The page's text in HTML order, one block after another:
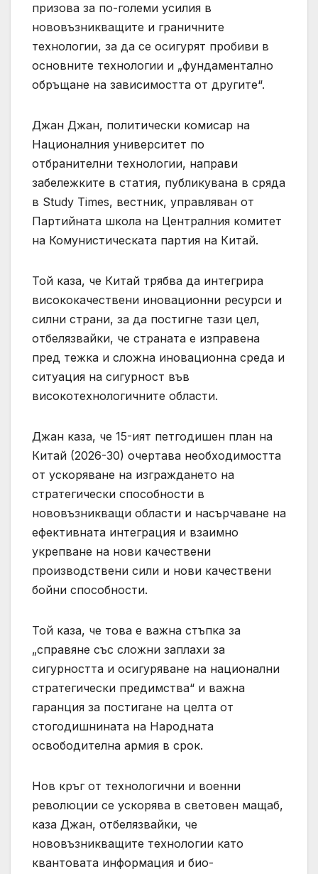
призова за по-големи усилия в
нововъзникващите и граничните
технологии, за да се осигурят пробиви в
основните технологии и „фундаментално
обръщане на зависимостта от другите“.
Джан Джан, политически комисар на
Националния университет по
отбранителни технологии, направи
забележките в статия, публикувана в сряда
в Study Times, вестник, управляван от
Партийната школа на Централния комитет
на Комунистическата партия на Китай.
Той каза, че Китай трябва да интегрира
висококачествени иновационни ресурси и
силни страни, за да постигне тази цел,
отбелязвайки, че страната е изправена
пред тежка и сложна иновационна среда и
ситуация на сигурност във
високотехнологичните области.
Джан каза, че 15-ият петгодишен план на
Китай (2026-30) очертава необходимостта
от ускоряване на изграждането на
стратегически способности в
нововъзникващи области и насърчаване на
ефективната интеграция и взаимно
укрепване на нови качествени
производствени сили и нови качествени
бойни способности.
Той каза, че това е важна стъпка за
„справяне със сложни заплахи за
сигурността и осигуряване на национални
стратегически предимства“ и важна
гаранция за постигане на целта от
стогодишнината на Народната
освободителна армия в срок.
Нов кръг от технологични и военни
революции се ускорява в световен мащаб,
каза Джан, отбелязвайки, че
нововъзникващите технологии като
квантовата информация и био-